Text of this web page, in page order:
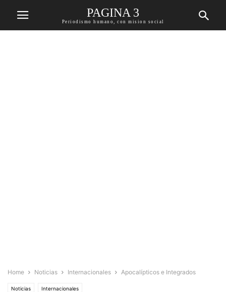
PAGINA 3
Periodismo humano, con mision social
Home Noticias Internacionales Apocalípticos e Integrados
Noticias Internacionales